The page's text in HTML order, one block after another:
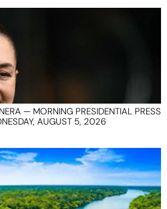
— MORNING PRESIDENTIAL PRESS
AUGUST 5, 2026